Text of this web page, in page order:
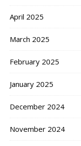
April 2025
March 2025
February 2025
January 2025
December 2024
November 2024